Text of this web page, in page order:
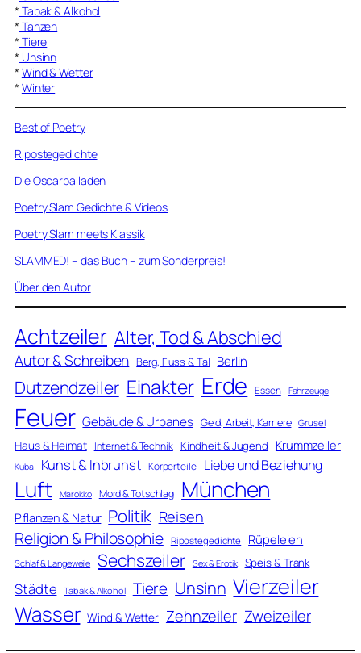
* Tabak & Alkohol
* Tanzen
* Tiere
* Unsinn
* Wind & Wetter
* Winter
Best of Poetry
Ripostegedichte
Die Oscarballaden
Poetry Slam Gedichte & Videos
Poetry Slam meets Klassik
SLAMMED! – das Buch – zum Sonderpreis!
Über den Autor
Achtzeiler Alter, Tod & Abschied
Autor & Schreiben Berg, Fluss & Tal Berlin
Dutzendzeiler Einakter Erde Essen Fahrzeuge
Feuer Gebäude & Urbanes Geld, Arbeit, Karriere Grusel
Haus & Heimat Internet & Technik Kindheit & Jugend Krummzeiler
Kuba Kunst & Inbrunst Körperteile Liebe und Beziehung
Luft Marokko Mord & Totschlag München
Pflanzen & Natur Politik Reisen
Religion & Philosophie Ripostegedichte Rüpeleien
Schlaf & Langeweile Sechszeiler Sex & Erotik Speis & Trank
Städte Tabak & Alkohol Tiere Unsinn Vierzeiler
Wasser Wind & Wetter Zehnzeiler Zweizeiler